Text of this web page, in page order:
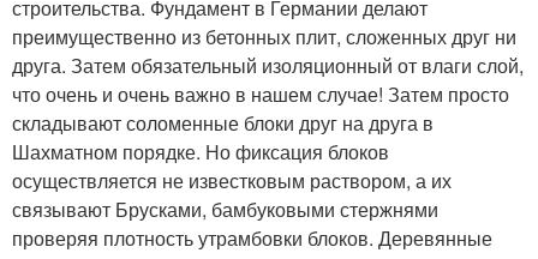
строительства. Фундамент в Германии делают
преимущественно из бетонных плит, сложенных друг ни
друга. Затем обязательный изоляционный от влаги слой,
что очень и очень важно в нашем случае! Затем просто
складывают соломенные блоки друг на друга в
Шахматном порядке. Но фиксация блоков
осуществляется не известковым раствором, а их
связывают Брусками, бамбуковыми стержнями
проверяя плотность утрамбовки блоков. Деревянные